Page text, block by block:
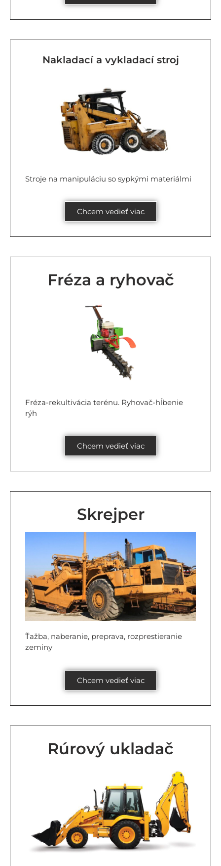
Nakladací a vykladací stroj
Stroje na manipuláciu so sypkými materiálmi
Chcem vedieť viac
Fréza a ryhovač
Fréza-rekultivácia terénu. Ryhovač-hĺbenie
rýh
Chcem vedieť viac
Skrejper
Ťažba, naberanie, preprava, rozprestieranie
zeminy
Chcem vedieť viac
Rúrový ukladač